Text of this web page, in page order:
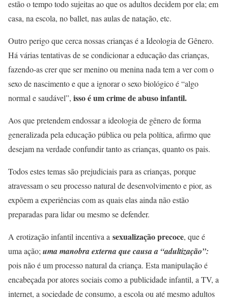
estão o tempo todo sujeitas ao que os adultos decidem por ela; em
casa, na escola, no ballet, nas aulas de natação, etc.
Outro perigo que cerca nossas crianças é a Ideologia de Gênero.
Há várias tentativas de se condicionar a educação das crianças,
fazendo-as crer que ser menino ou menina nada tem a ver com o
sexo de nascimento e que a ignorar o sexo biológico é “algo
normal e saudável”, isso é um crime de abuso infantil.
Aos que pretendem endossar a ideologia de gênero de forma
generalizada pela educação pública ou pela política, afirmo que
desejam na verdade confundir tanto as crianças, quanto os pais.
Todos estes temas são prejudiciais para as crianças, porque
atravessam o seu processo natural de desenvolvimento e pior, as
expõem a experiências com as quais elas ainda não estão
preparadas para lidar ou mesmo se defender.
A erotização infantil incentiva a sexualização precoce, que é
uma ação;uma manobra externa que causa a “adultização”:
pois não é um processo natural da criança. Esta manipulação é
encabeçada por atores sociais como a publicidade infantil, a TV, a
internet, a sociedade de consumo, a escola ou até mesmo adultos